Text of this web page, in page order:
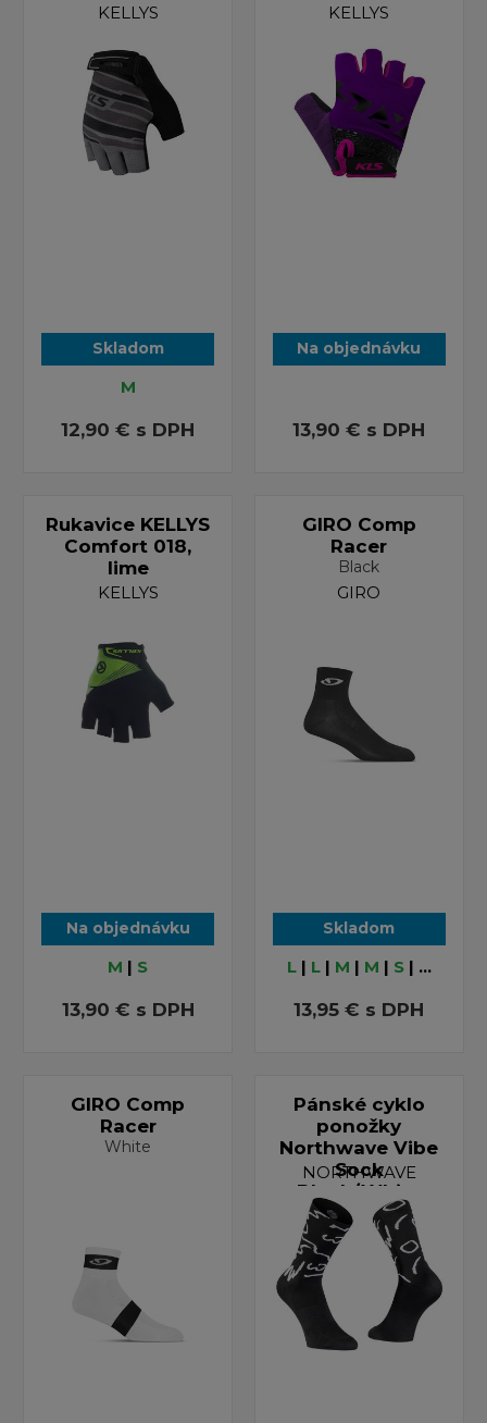
KELLYS
Skladom
M
12,90 € s DPH
KELLYS
Na objednávku
13,90 € s DPH
Rukavice KELLYS
Comfort 018,
lime
KELLYS
Na objednávku
M | S
13,90 € s DPH
GIRO Comp
Racer
Black
GIRO
Skladom
L| L| M | M | S| ...
13,95 € s DPH
GIRO Comp
Racer
White
Pánské cyklo
ponožky
Northwave Vibe
Sock
Black/White
NORTHWAVE